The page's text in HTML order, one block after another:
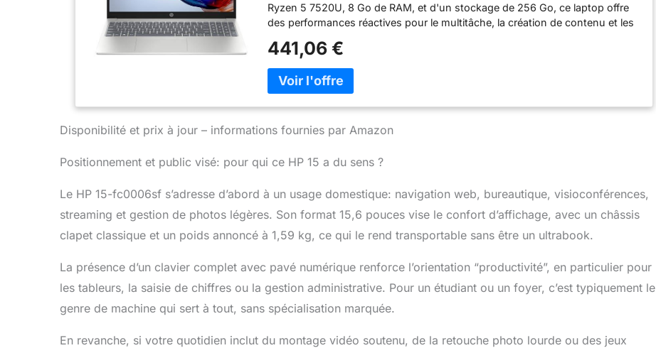
Ryzen 5 7520U, 8 Go de RAM, et d'un stockage de 256 Go, ce laptop offre
des performances réactives pour le multitâche, la création de contenu et les
détaillée sur un grand écran 15,6'' Full HD (1920 x 1080). Plus de 2 millions
de pixels pour une expérience visuelle confortable, sans reflets gênants.
CONNECTIVITÉ SANS LIMITE : Que ce soit en filaire (USB, HDMI, USB-C) ou
sans fil (Wi-Fi, Bluetooth), profitez d’une connexion simple et rapide pour
rester productif partout. EPEAT GOLD: Les produits enregistrés EPEAT Gold
sont les produits les mieux notés qui répondent à tous les critères requis par
moderne, IA intelligente et protection avancée pour une expérience simple et
441,06 €
Disponibilité et prix à jour – informations fournies par Amazon
Positionnement et public visé: pour qui ce HP 15 a du sens ?
Le HP 15-fc0006sf s’adresse d’abord à un usage domestique: navigation web, bureautique, visioconférences,
streaming et gestion de photos légères. Son format 15,6 pouces vise le confort d’affichage, avec un châssis
clapet classique et un poids annoncé à 1,59 kg, ce qui le rend transportable sans être un ultrabook.
La présence d’un clavier complet avec pavé numérique renforce l’orientation “productivité”, en particulier pour
les tableurs, la saisie de chiffres ou la gestion administrative. Pour un étudiant ou un foyer, c’est typiquement le
genre de machine qui sert à tout, sans spécialisation marquée.
En revanche, si votre quotidien inclut du montage vidéo soutenu, de la retouche photo lourde ou des jeux